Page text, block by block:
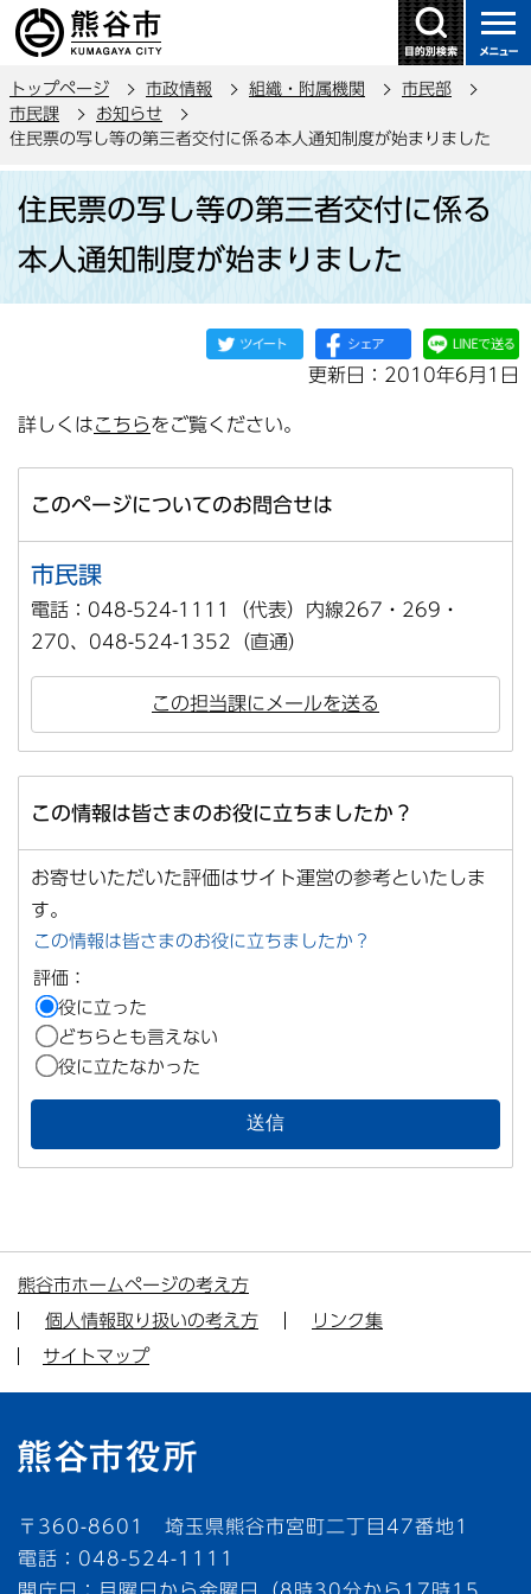
の
ー
ジ
トップページ 市政情報 組織・附属機関
市民部
市民課
お知らせ
住民票の写し等の第三者交付に係る本人通知制度が始まりました
か
住民票の写し等の第三者交付に係る
本人通知制度が始まりました
更新日：2010年6月1日
詳しくはこちらをご覧ください。
このページについてのお問合せは
市民課
電話：048-524-1111（代表）内線267・269・
270、048-524-1352（直通）
この担当課にメールを送る
この情報は皆さまのお役に立ちましたか？
お寄せいただいた評価はサイト運営の参考といたしま
す。
この情報は皆さまのお役に立ちましたか？
評価：
役に立った
どちらとも言えない
役に立たなかった
熊谷市ホームページの考え方
個人情報取り扱いの考え方
リンク集
サイトマップ
〒360-8601 埼玉県熊谷市宮町二丁目47番地1
電話：048-524-1111
開庁日：月曜日から金曜日（8時30分から17時15